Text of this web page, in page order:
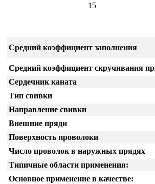
15
Средний коэффициент заполнения
Средний коэффициент скручивания
Сердечник каната
Тип свивки
Направление свивки
Внешние пряди
Поверхность проволоки
Число проволок в наружных прядях
Типичные области применения:
Основное применение в качестве: